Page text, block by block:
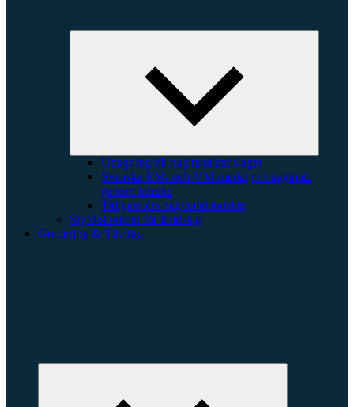
Uttagning till naginatalandslaget
Svenska EM- och VM-medaljer i naginata
genom tiderna
Tidigare års naginatalandslag
Styrdokument för landslag
Gradering & Tävling